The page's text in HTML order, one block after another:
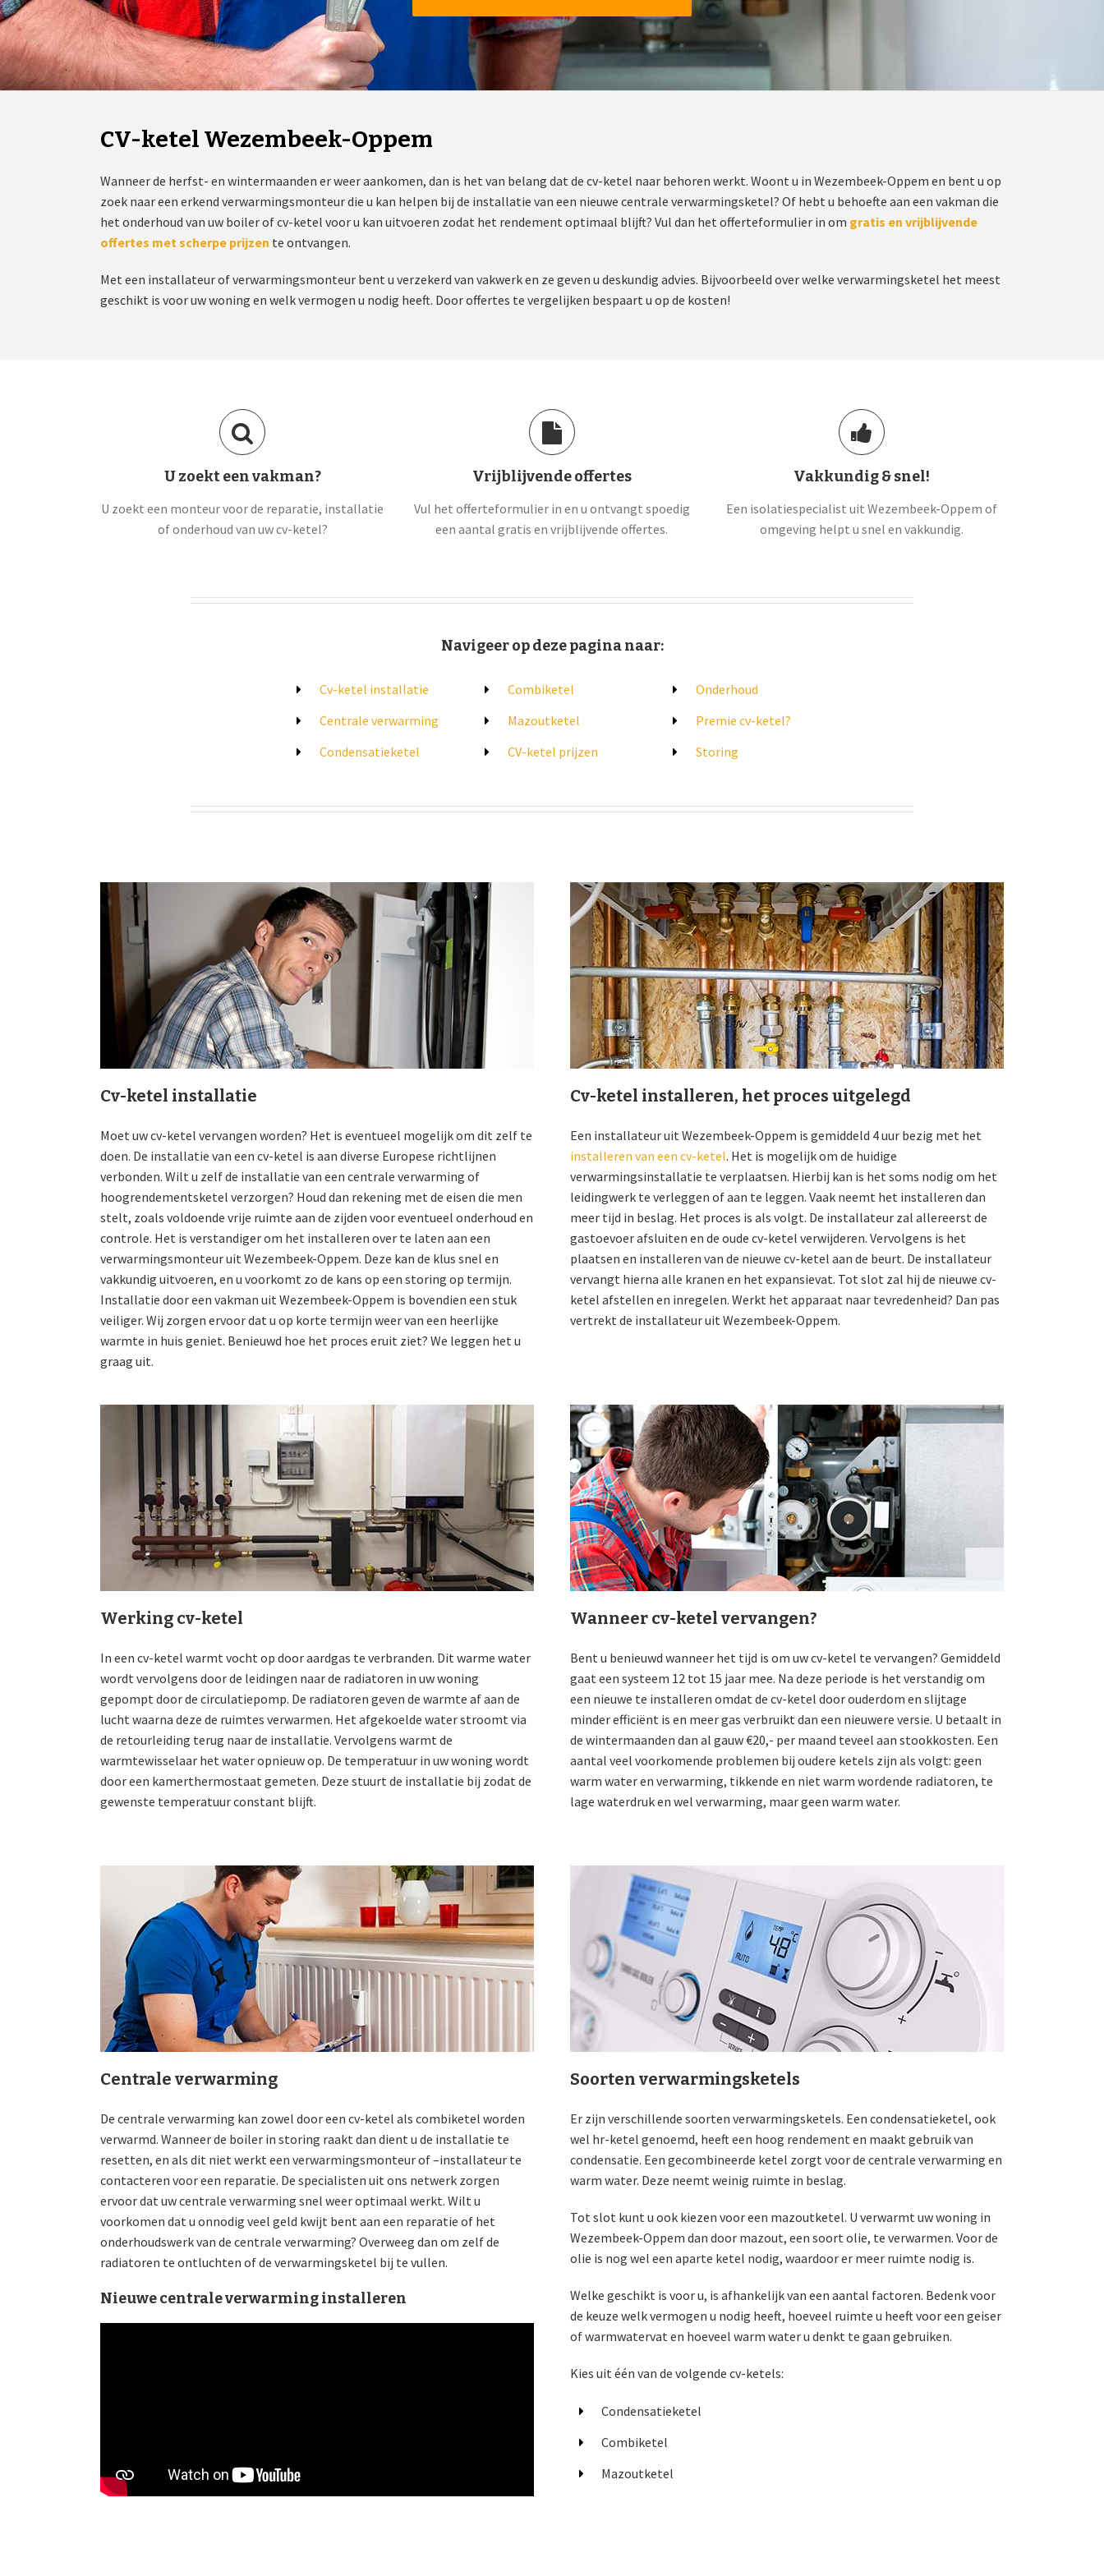
CV-ketel Wezembeek-Oppem
Wanneer de herfst- en wintermaanden er weer aankomen, dan is het van belang dat de cv-ketel naar behoren werkt. Woont u in Wezembeek-Oppem en bent u op
zoek naar een erkend verwarmingsmonteur die u kan helpen bij de installatie van een nieuwe centrale verwarmingsketel? Of hebt u behoefte aan een vakman die
het onderhoud van uw boiler of cv-ketel voor u kan uitvoeren zodat het rendement optimaal blijft? Vul dan het offerteformulier in om gratis en vrijblijvende
offertes met scherpe prijzen te ontvangen.
Met een installateur of verwarmingsmonteur bent u verzekerd van vakwerk en ze geven u deskundig advies. Bijvoorbeeld over welke verwarmingsketel het meest
geschikt is voor uw woning en welk vermogen u nodig heeft. Door offertes te vergelijken bespaart u op de kosten!
U zoekt een vakman?
U zoekt een monteur voor de reparatie, installatie
of onderhoud van uw cv-ketel?
Vrijblijvende offertes
Vul het offerteformulier in en u ontvangt spoedig
een aantal gratis en vrijblijvende offertes.
Vakkundig & snel!
Een isolatiespecialist uit Wezembeek-Oppem of
omgeving helpt u snel en vakkundig.
Navigeer op deze pagina naar:
Cv-ketel installatie
Centrale verwarming
Condensatieketel
Combiketel
Mazoutketel
CV-ketel prijzen
Onderhoud
Premie cv-ketel?
Storing
Cv-ketel installatie
Moet uw cv-ketel vervangen worden? Het is eventueel mogelijk om dit zelf te
doen. De installatie van een cv-ketel is aan diverse Europese richtlijnen
verbonden. Wilt u zelf de installatie van een centrale verwarming of
hoogrendementsketel verzorgen? Houd dan rekening met de eisen die men
stelt, zoals voldoende vrije ruimte aan de zijden voor eventueel onderhoud en
controle. Het is verstandiger om het installeren over te laten aan een
verwarmingsmonteur uit Wezembeek-Oppem. Deze kan de klus snel en
vakkundig uitvoeren, en u voorkomt zo de kans op een storing op termijn.
Installatie door een vakman uit Wezembeek-Oppem is bovendien een stuk
veiliger. Wij zorgen ervoor dat u op korte termijn weer van een heerlijke
warmte in huis geniet. Benieuwd hoe het proces eruit ziet? We leggen het u
graag uit.
Cv-ketel installeren, het proces uitgelegd
Een installateur uit Wezembeek-Oppem is gemiddeld 4 uur bezig met het
installeren van een cv-ketel. Het is mogelijk om de huidige
verwarmingsinstallatie te verplaatsen. Hierbij kan is het soms nodig om het
leidingwerk te verleggen of aan te leggen. Vaak neemt het installeren dan
meer tijd in beslag. Het proces is als volgt. De installateur zal allereerst de
gastoevoer afsluiten en de oude cv-ketel verwijderen. Vervolgens is het
plaatsen en installeren van de nieuwe cv-ketel aan de beurt. De installateur
vervangt hierna alle kranen en het expansievat. Tot slot zal hij de nieuwe cv-
ketel afstellen en inregelen. Werkt het apparaat naar tevredenheid? Dan pas
vertrekt de installateur uit Wezembeek-Oppem.
Werking cv-ketel
In een cv-ketel warmt vocht op door aardgas te verbranden. Dit warme water
wordt vervolgens door de leidingen naar de radiatoren in uw woning
gepompt door de circulatiepomp. De radiatoren geven de warmte af aan de
lucht waarna deze de ruimtes verwarmen. Het afgekoelde water stroomt via
de retourleiding terug naar de installatie. Vervolgens warmt de
warmtewisselaar het water opnieuw op. De temperatuur in uw woning wordt
door een kamerthermostaat gemeten. Deze stuurt de installatie bij zodat de
gewenste temperatuur constant blijft.
Wanneer cv-ketel vervangen?
Bent u benieuwd wanneer het tijd is om uw cv-ketel te vervangen? Gemiddeld
gaat een systeem 12 tot 15 jaar mee. Na deze periode is het verstandig om
een nieuwe te installeren omdat de cv-ketel door ouderdom en slijtage
minder efficiënt is en meer gas verbruikt dan een nieuwere versie. U betaalt in
de wintermaanden dan al gauw €20,- per maand teveel aan stookkosten. Een
aantal veel voorkomende problemen bij oudere ketels zijn als volgt: geen
warm water en verwarming, tikkende en niet warm wordende radiatoren, te
lage waterdruk en wel verwarming, maar geen warm water.
Centrale verwarming
De centrale verwarming kan zowel door een cv-ketel als combiketel worden
verwarmd. Wanneer de boiler in storing raakt dan dient u de installatie te
resetten, en als dit niet werkt een verwarmingsmonteur of –installateur te
contacteren voor een reparatie. De specialisten uit ons netwerk zorgen
ervoor dat uw centrale verwarming snel weer optimaal werkt. Wilt u
voorkomen dat u onnodig veel geld kwijt bent aan een reparatie of het
onderhoudswerk van de centrale verwarming? Overweeg dan om zelf de
radiatoren te ontluchten of de verwarmingsketel bij te vullen.
Nieuwe centrale verwarming installeren
Soorten verwarmingsketels
Er zijn verschillende soorten verwarmingsketels. Een condensatieketel, ook
wel hr-ketel genoemd, heeft een hoog rendement en maakt gebruik van
condensatie. Een gecombineerde ketel zorgt voor de centrale verwarming en
warm water. Deze neemt weinig ruimte in beslag.
Tot slot kunt u ook kiezen voor een mazoutketel. U verwarmt uw woning in
Wezembeek-Oppem dan door mazout, een soort olie, te verwarmen. Voor de
olie is nog wel een aparte ketel nodig, waardoor er meer ruimte nodig is.
Welke geschikt is voor u, is afhankelijk van een aantal factoren. Bedenk voor
de keuze welk vermogen u nodig heeft, hoeveel ruimte u heeft voor een geiser
of warmwatervat en hoeveel warm water u denkt te gaan gebruiken.
Kies uit één van de volgende cv-ketels:
Condensatieketel
Combiketel
Mazoutketel